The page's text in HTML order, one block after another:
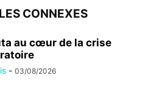
CONNEXES
au cœur de la crise
- 03/08/2026